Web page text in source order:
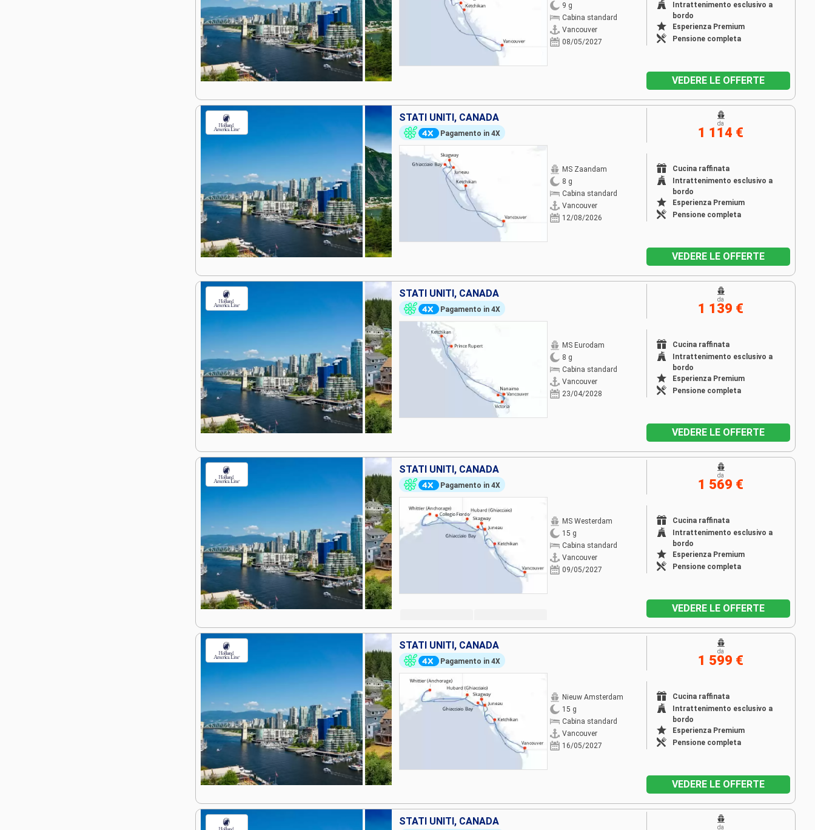
9 g
Cabina standard
Vancouver
08/05/2027
Intrattenimento esclusivo a
bordo
Esperienza Premium
Pensione completa
VEDERE LE OFFERTE
STATI UNITI, CANADA
Pagamento in 4X
MS Zaandam
8 g
Cabina standard
Vancouver
12/08/2026
Cucina raffinata
Intrattenimento esclusivo a
bordo
Esperienza Premium
Pensione completa
da
1 114 €
VEDERE LE OFFERTE
STATI UNITI, CANADA
Pagamento in 4X
MS Eurodam
8 g
Cabina standard
Vancouver
23/04/2028
Cucina raffinata
Intrattenimento esclusivo a
bordo
Esperienza Premium
Pensione completa
da
1 139 €
VEDERE LE OFFERTE
STATI UNITI, CANADA
Pagamento in 4X
MS Westerdam
15 g
Cabina standard
Vancouver
09/05/2027
Cucina raffinata
Intrattenimento esclusivo a
bordo
Esperienza Premium
Pensione completa
da
1 569 €
VEDERE LE OFFERTE
STATI UNITI, CANADA
Pagamento in 4X
Nieuw Amsterdam
15 g
Cabina standard
Vancouver
16/05/2027
Cucina raffinata
Intrattenimento esclusivo a
bordo
Esperienza Premium
Pensione completa
da
1 599 €
VEDERE LE OFFERTE
STATI UNITI, CANADA
da